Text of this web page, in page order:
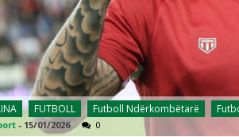
FUTBOLL Futboll Ndërkombëtarë
- 15/01/2026 0